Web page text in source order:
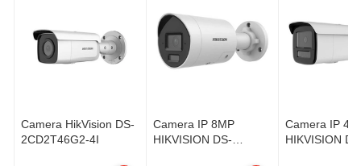
Camera HikVision DS-
2CD2T46G2-4I
Camera IP 8MP
HIKVISION DS-
Camera IP
HIKVISION